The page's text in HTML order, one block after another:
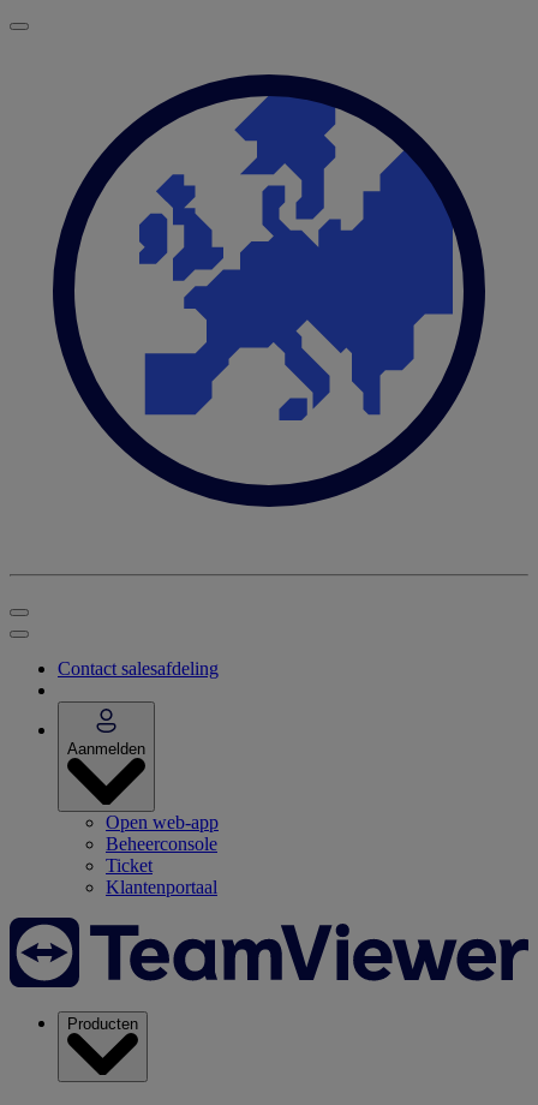
Contact salesafdeling
Aanmelden
Open web-app
Beheerconsole
Ticket
Klantenportaal
Producten